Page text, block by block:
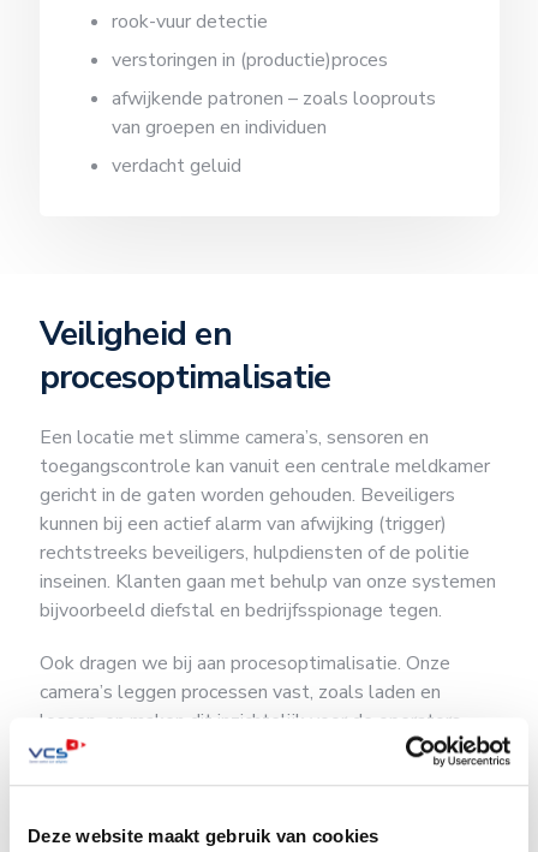
Deze website maakt gebruik van cookies
rook-vuur detectie
verstoringen in (productie)proces
afwijkende patronen – zoals looprouts
van groepen en individuen
verdacht geluid
Veiligheid en
procesoptimalisatie
Een locatie met slimme camera’s, sensoren en
toegangscontrole kan vanuit een centrale meldkamer
gericht in de gaten worden gehouden. Beveiligers
kunnen bij een actief alarm van afwijking (trigger)
rechtstreeks beveiligers, hulpdiensten of de politie
inseinen. Klanten gaan met behulp van onze systemen
bijvoorbeeld diefstal en bedrijfsspionage tegen.
Ook dragen we bij aan procesoptimalisatie. Onze
camera’s leggen processen vast, zoals laden en
lossen, en maken dit inzichtelijk voor de operators.
Het resultaat: grip op veiligheid en een efficiënter
proces. Zo biedt innovatieve technologie u een
personeelstekorten.